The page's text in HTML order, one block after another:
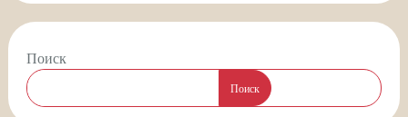
Поиск
Поиск